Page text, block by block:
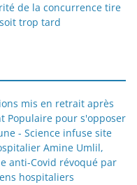
de la concurrence tire
trop tard
mis en retrait après
Populaire pour s'opposer
- Science infuse site
Amine Umlil,
anti-Covid révoqué par
hospitaliers